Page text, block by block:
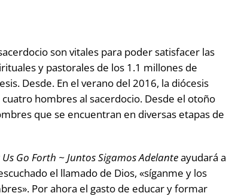
son vitales para poder satisfacer las
y pastorales de los 1.1 millones de
Desde. En el verano del 2016, la diócesis
hombres al sacerdocio. Desde el otoño
que se encuentran en diversas etapas de
Go Forth ~ Juntos Sigamos Adelanteayudará a
el llamado de Dios, «síganme y los
Por ahora el gasto de educar y formar